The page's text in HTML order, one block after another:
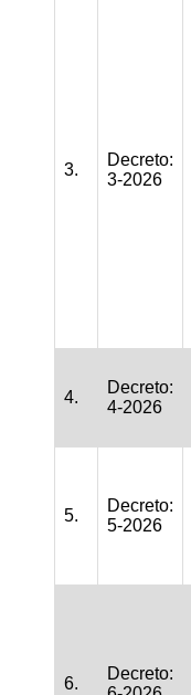
3.
Decreto:
3-2026
4.
Decreto:
4-2026
5.
Decreto:
5-2026
6.
Decreto: